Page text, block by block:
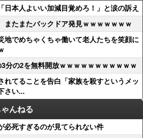
日本人よいい加減目覚めろ！」と涙の訴え
またまたバックドア発見ｗｗｗｗｗｗｗ
地でめちゃくちゃ働いて老人たちを笑顔に
3分の2を無料開放ｗｗｗｗｗｗｗｗｗｗｗ
れてることを告白「家族を殺すというメッ
さい...
んねる
必死すぎるのが見てられない件